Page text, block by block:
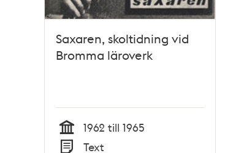
Saxaren, skoltidning vid
Bromma läroverk
Tid
1962 till 1965
Text